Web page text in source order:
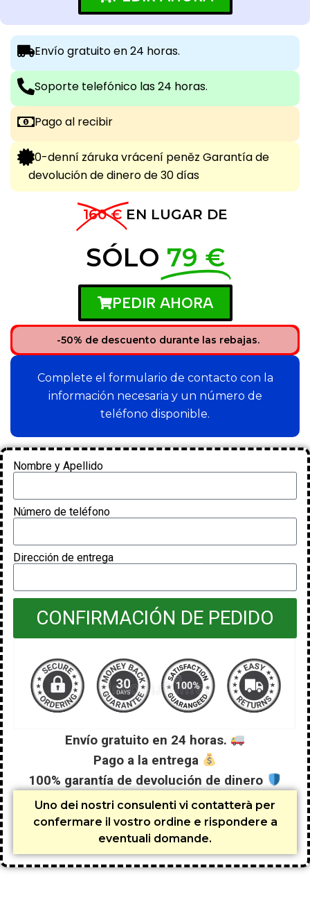
Envío gratuito en 24 horas.
Soporte telefónico las 24 horas.
Pago al recibir
30-denní záruka vrácení peněz Garantía de
devolución de dinero de 30 días
160 € EN LUGAR DE
SÓLO 79 €
PEDIR AHORA
-50% de descuento durante las rebajas.
Complete el formulario de contacto con la
información necesaria y un número de
teléfono disponible.
Nombre y Apellido
Número de teléfono
Dirección de entrega
CONFIRMACIÓN DE PEDIDO
Envío gratuito en 24 horas.
Pago a la entrega
100% garantía de devolución de dinero
Uno dei nostri consulenti vi contatterà per
confermare il vostro ordine e rispondere a
eventuali domande.